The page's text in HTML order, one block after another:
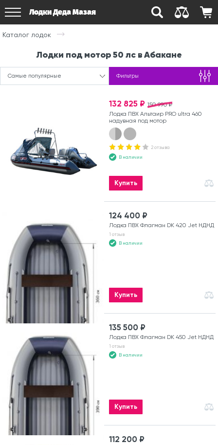
Лодки Деда Мазая
Каталог лодок
Лодки под мотор 50 лс в Абакане
Самые популярные Фильтры
150 990 ₽
132 825 ₽
Лодка ПВХ Альтаир PRO ultra 460
надувная под мотор
2 отзыва
В наличии
Купить
124 400 ₽
Лодка ПВХ Флагман DK 420 Jet НДНД
1 отзыв
В наличии
Купить
135 500 ₽
Лодка ПВХ Флагман DK 450 Jet НДНД
1 отзыв
В наличии
Купить
112 200 ₽